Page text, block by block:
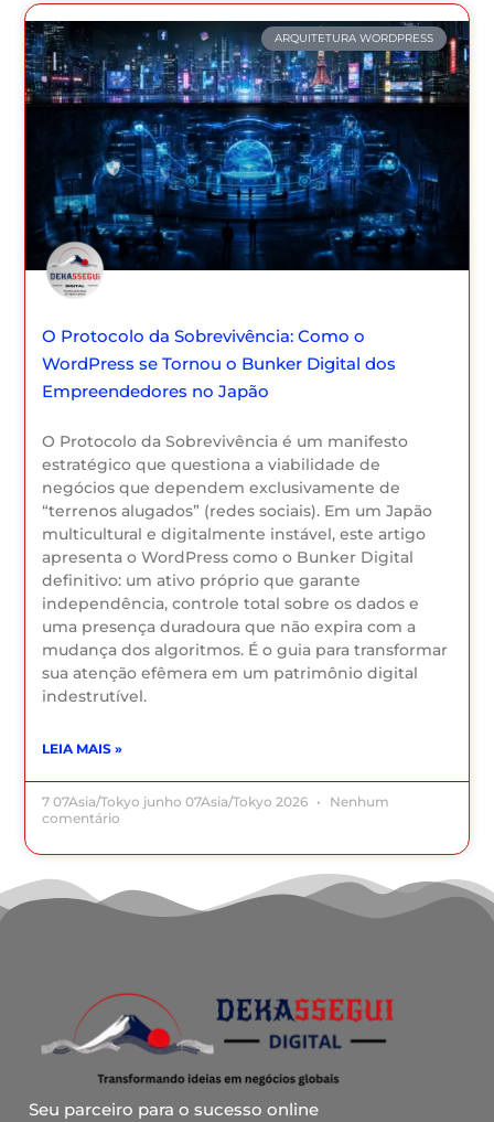
ARQUITETURA WORDPRESS
O Protocolo da Sobrevivência: Como o
WordPress se Tornou o Bunker Digital dos
Empreendedores no Japão
O Protocolo da Sobrevivência é um manifesto
estratégico que questiona a viabilidade de
negócios que dependem exclusivamente de
“terrenos alugados” (redes sociais). Em um Japão
multicultural e digitalmente instável, este artigo
apresenta o WordPress como o Bunker Digital
definitivo: um ativo próprio que garante
independência, controle total sobre os dados e
uma presença duradoura que não expira com a
mudança dos algoritmos. É o guia para transformar
sua atenção efêmera em um patrimônio digital
indestrutível.
LEIA MAIS »
7 07Asia/Tokyo junho 07Asia/Tokyo 2026
Nenhum
comentário
Seu parceiro para o sucesso online